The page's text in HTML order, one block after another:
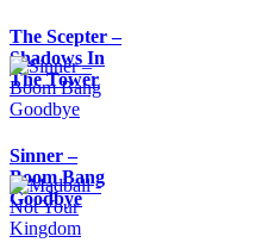
The Scepter –
Shadows In
The Tower
Sinner –
Boom Bang
Goodbye